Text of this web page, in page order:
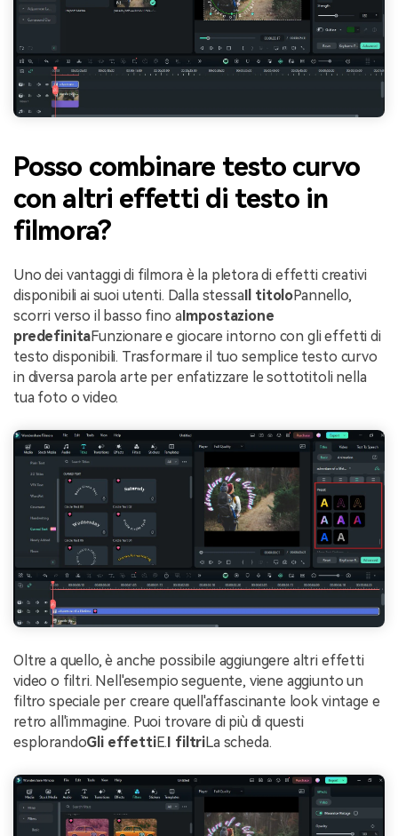
Posso combinare testo curvo
con altri effetti di testo in
filmora?
Uno dei vantaggi di filmora è la pletora di effetti creativi
disponibili ai suoi utenti. Dalla stessaIl titoloPannello,
scorri verso il basso fino aImpostazione
predefinitaFunzionare e giocare intorno con gli effetti di
testo disponibili. Trasformare il tuo semplice testo curvo
in diversa parola arte per enfatizzare le sottotitoli nella
tua foto o video.
Oltre a quello, è anche possibile aggiungere altri effetti
video o filtri. Nell'esempio seguente, viene aggiunto un
filtro speciale per creare quell'affascinante look vintage e
retro all'immagine. Puoi trovare di più di questi
esplorandoGli effettiE.I filtriLa scheda.